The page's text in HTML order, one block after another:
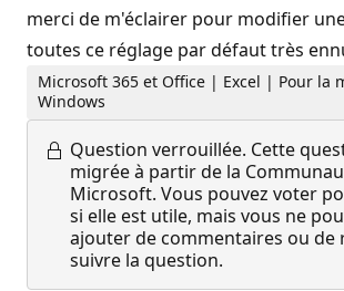
merci de m'éclairer pour modifier
toutes ce réglage par défaut très
Microsoft 365 et Office | Excel | Pour la
Windows
Question verrouillée. Cette
migrée à partir de la
Microsoft. Vous pouvez voter
si elle est utile, mais vous ne
ajouter de commentaires ou de
suivre la question.